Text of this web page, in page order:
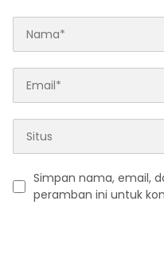
Simpan nama, email,
peramban ini untuk